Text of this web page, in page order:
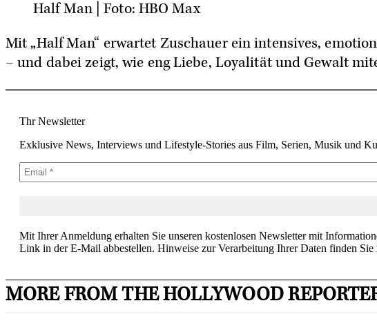
Half Man | Foto: HBO Max
Mit „Half Man“ erwartet Zuschauer ein intensives,
– und dabei zeigt, wie eng Liebe, Loyalität und Gewalt
Thr Newsletter
Exklusive News, Interviews und Lifestyle-Stories aus Film, Serien, Musik und
Mit Ihrer Anmeldung erhalten Sie unseren kostenlosen Newsletter mit
Link in der E-Mail abbestellen. Hinweise zur Verarbeitung Ihrer Daten finden Sie
MORE FROM THE HOLLYWOOD